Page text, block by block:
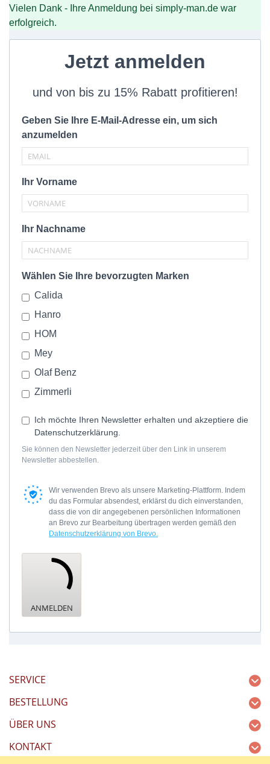
Vielen Dank - Ihre Anmeldung bei simply-man.de war
erfolgreich.
Jetzt anmelden
und von bis zu 15% Rabatt profitieren!
Geben Sie Ihre E-Mail-Adresse ein, um sich
anzumelden
Ihr Vorname
Ihr Nachname
Wählen Sie Ihre bevorzugten Marken
Calida
Hanro
HOM
Mey
Olaf Benz
Zimmerli
Ich möchte Ihren Newsletter erhalten und akzeptiere die
Datenschutzerklärung.
Sie können den Newsletter jederzeit über den Link in unserem
Newsletter abbestellen.
Wir verwenden Brevo als unsere Marketing-Plattform. Indem
du das Formular absendest, erklärst du dich einverstanden,
dass die von dir angegebenen persönlichen Informationen
an Brevo zur Bearbeitung übertragen werden gemäß den
Datenschutzerklärung von Brevo.
ANMELDEN
SERVICE
BESTELLUNG
ÜBER UNS
KONTAKT